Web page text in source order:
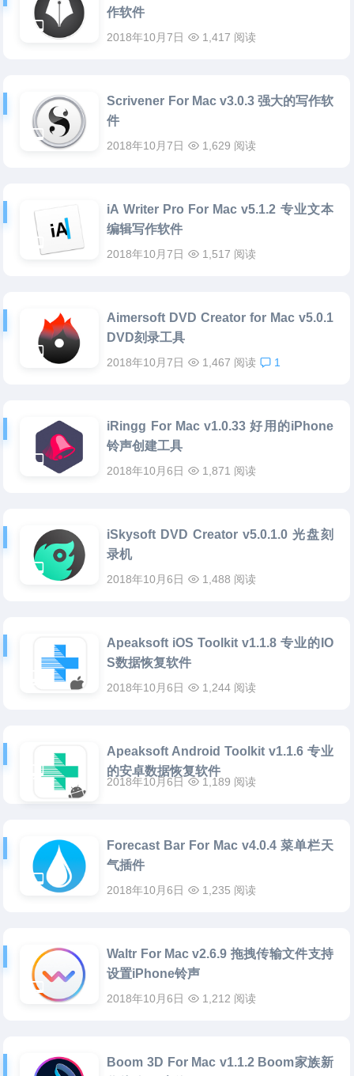
作软件
2018年10月7日 1,417 阅读
Scrivener For Mac v3.0.3 强大的写作软
件
2018年10月7日 1,629 阅读
iA Writer Pro For Mac v5.1.2 专业文本
编辑写作软件
2018年10月7日 1,517 阅读
Aimersoft DVD Creator for Mac v5.0.1
DVD刻录工具
2018年10月7日 1,467 阅读 1
iRingg For Mac v1.0.33 好用的iPhone
铃声创建工具
2018年10月6日 1,871 阅读
iSkysoft DVD Creator v5.0.1.0 光盘刻
录机
2018年10月6日 1,488 阅读
Apeaksoft iOS Toolkit v1.1.8 专业的IO
S数据恢复软件
2018年10月6日 1,244 阅读
Apeaksoft Android Toolkit v1.1.6 专业
的安卓数据恢复软件
2018年10月6日 1,189 阅读
Forecast Bar For Mac v4.0.4 菜单栏天
气插件
2018年10月6日 1,235 阅读
Waltr For Mac v2.6.9 拖拽传输文件支持
设置iPhone铃声
2018年10月6日 1,212 阅读
Boom 3D For Mac v1.1.2 Boom家族新